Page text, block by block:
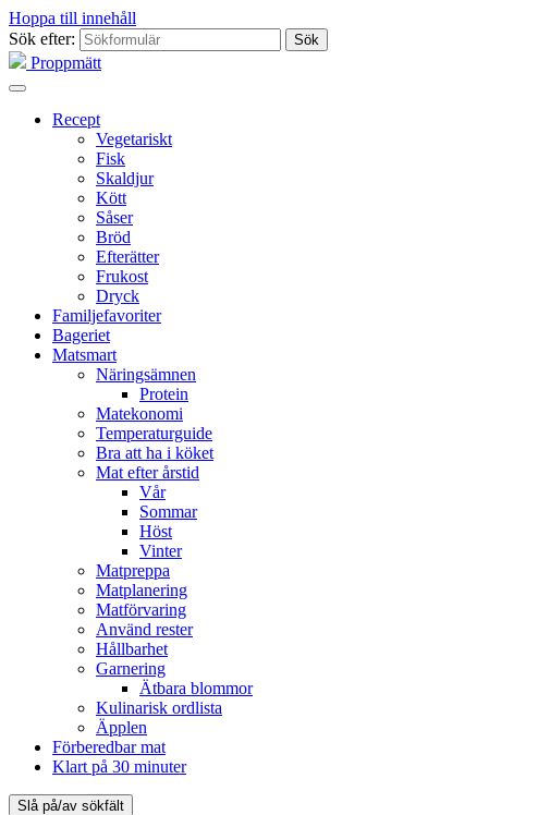
Hoppa till innehåll
Sök efter:
Proppmätt
Recept
Vegetariskt
Fisk
Skaldjur
Kött
Såser
Bröd
Efterätter
Frukost
Dryck
Familjefavoriter
Bageriet
Matsmart
Näringsämnen
Protein
Matekonomi
Temperaturguide
Bra att ha i köket
Mat efter årstid
Vår
Sommar
Höst
Vinter
Matpreppa
Matplanering
Matförvaring
Använd rester
Hållbarhet
Garnering
Ätbara blommor
Kulinarisk ordlista
Äpplen
Förberedbar mat
Klart på 30 minuter
Slå på/av sökfält